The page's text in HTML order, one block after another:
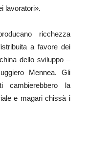
lavoratori».
ricchezza
a favore dei
dello sviluppo –
Mennea. Gli
cambierebbero la
e magari chissà i